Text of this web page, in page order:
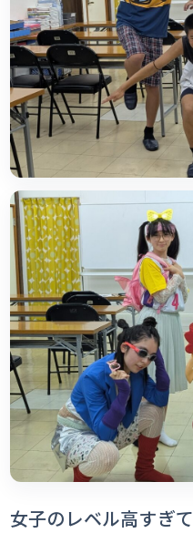
女子のレベル高すぎて